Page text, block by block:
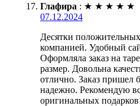
Глафира : ★ ★ ★ ★ ★
07.12.2024
Десятки
компанией. Удобный
Оформляла заказ на
размер. Довольна
отлично. Заказ пришел
надежно. Рекомендую
оригинальных